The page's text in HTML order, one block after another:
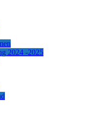
2024 -2025